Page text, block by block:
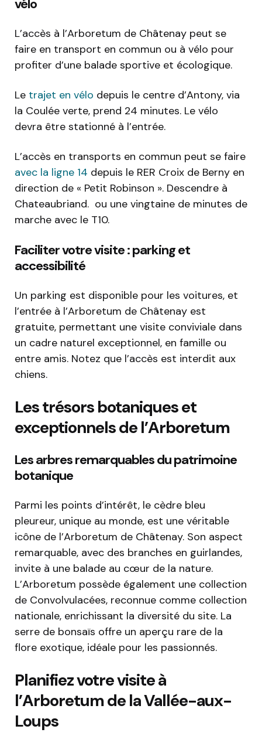
vélo
L’accès à l’Arboretum de Châtenay peut se
faire en transport en commun ou à vélo pour
profiter d’une balade sportive et écologique.
Le trajet en vélo depuis le centre d’Antony, via
la Coulée verte, prend 24 minutes. Le vélo
devra être stationné à l’entrée.
L’accès en transports en commun peut se faire
avec la ligne 14 depuis le RER Croix de Berny en
direction de « Petit Robinson ». Descendre à
Chateaubriand. ou une vingtaine de minutes de
marche avec le T10.
Faciliter votre visite : parking et
accessibilité
Un parking est disponible pour les voitures, et
l’entrée à l’Arboretum de Châtenay est
gratuite, permettant une visite conviviale dans
un cadre naturel exceptionnel, en famille ou
entre amis. Notez que l’accès est interdit aux
chiens.
Les trésors botaniques et
exceptionnels de l’Arboretum
Les arbres remarquables du patrimoine
botanique
Parmi les points d’intérêt, le cèdre bleu
pleureur, unique au monde, est une véritable
icône de l’Arboretum de Châtenay. Son aspect
remarquable, avec des branches en guirlandes,
invite à une balade au cœur de la nature.
L’Arboretum possède également une collection
de Convolvulacées, reconnue comme collection
nationale, enrichissant la diversité du site. La
serre de bonsaïs offre un aperçu rare de la
flore exotique, idéale pour les passionnés.
Planifiez votre visite à
l’Arboretum de la Vallée-aux-
Loups